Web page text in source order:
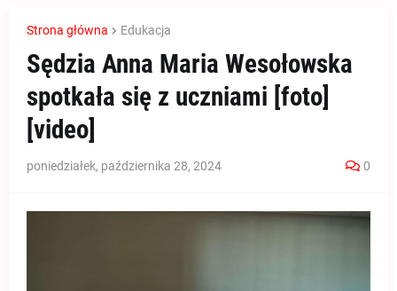
Strona główna Edukacja
Sędzia Anna Maria Wesołowska
spotkała się z uczniami [foto]
[video]
poniedziałek, października 28, 2024 0